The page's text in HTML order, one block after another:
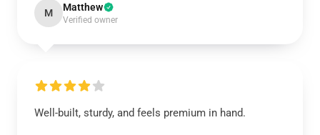
M Matthew
Verified owner
Well-built, sturdy, and feels premium in hand.